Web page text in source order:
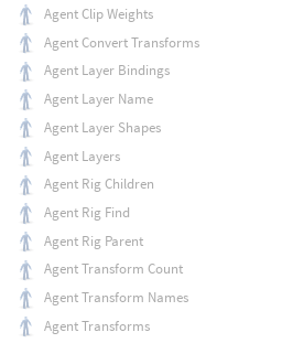
Agent Clip Weights
Agent Convert Transforms
Agent Layer Bindings
Agent Layer Name
Agent Layer Shapes
Agent Layers
Agent Rig Children
Agent Rig Find
Agent Rig Parent
Agent Transform Count
Agent Transform Names
Agent Transforms